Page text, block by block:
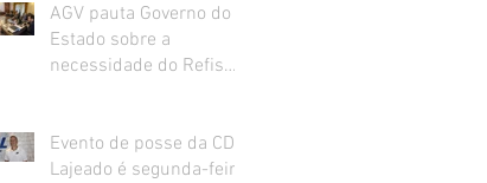
AGV pauta Governo do
Estado sobre a
necessidade do Refis
Evento de posse da CDL
Lajeado é segunda-feira